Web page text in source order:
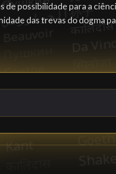
de possibilidade para a
das trevas do dogma